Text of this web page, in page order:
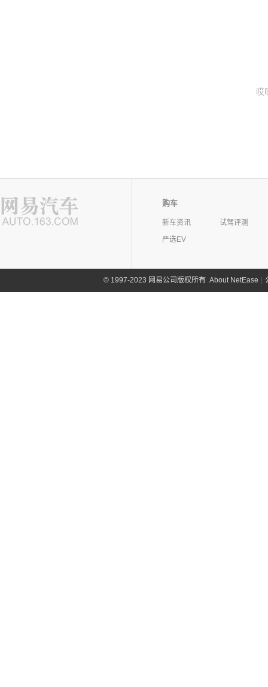
哎
购车
新车资讯
试驾评测
严选EV
©1997-2023 网易公司版权所有 About NetEase